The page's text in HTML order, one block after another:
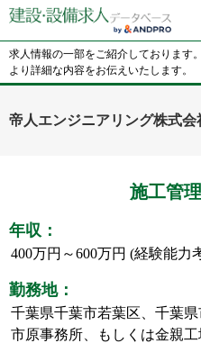
求人情報の一部をご紹介しております
より詳細な内容をお伝えいたします。
帝人エンジニアリング株式会
施工管
年収：
400万円～600万円 (経験能力
勤務地：
千葉県千葉市若葉区、千葉
市原事務所、もしくは金親工